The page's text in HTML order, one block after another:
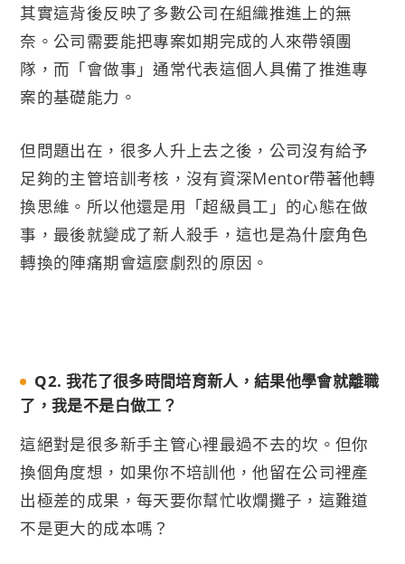
其實這背後反映了多數公司在組織推進上的無
奈。公司需要能把專案如期完成的人來帶領團
隊，而「會做事」通常代表這個人具備了推進專
案的基礎能力。
但問題出在，很多人升上去之後，公司沒有給予
足夠的主管培訓考核，沒有資深Mentor帶著他轉
換思維。所以他還是用「超級員工」的心態在做
事，最後就變成了新人殺手，這也是為什麼角色
轉換的陣痛期會這麼劇烈的原因。
Q2. 我花了很多時間培育新人，結果他學會就離職
了，我是不是白做工？
這絕對是很多新手主管心裡最過不去的坎。但你
換個角度想，如果你不培訓他，他留在公司裡產
出極差的成果，每天要你幫忙收爛攤子，這難道
不是更大的成本嗎？